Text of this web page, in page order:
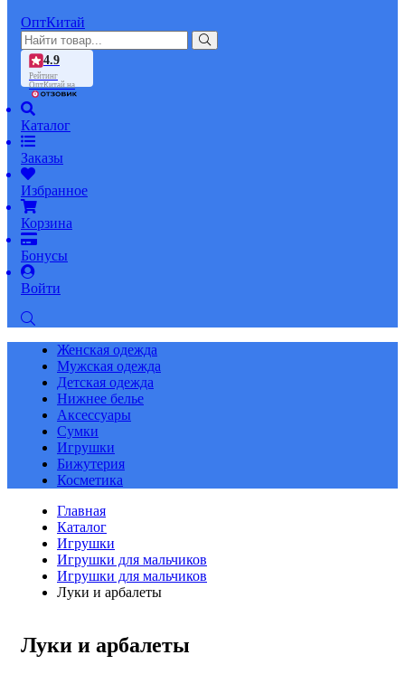
ОптКитай
4.9
Рейтинг
ОптКитай на
Каталог
Заказы
Избранное
Корзина
Бонусы
Войти
Женская одежда
Мужская одежда
Детская одежда
Нижнее белье
Аксессуары
Сумки
Игрушки
Бижутерия
Косметика
Главная
Каталог
Игрушки
Игрушки для мальчиков
Игрушки для мальчиков
Луки и арбалеты
Луки и арбалеты